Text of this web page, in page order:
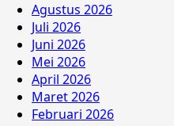
Agustus 2026
Juli 2026
Juni 2026
Mei 2026
April 2026
Maret 2026
Februari 2026